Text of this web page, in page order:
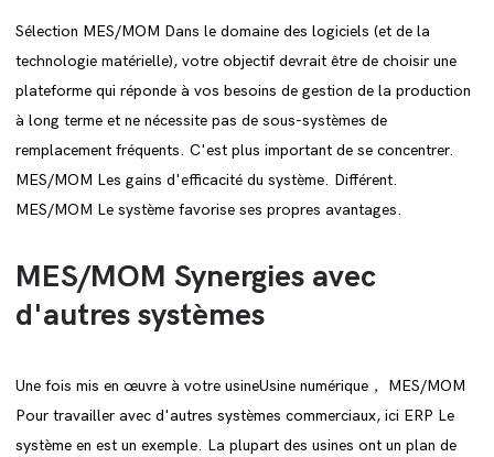
Sélection MES/MOM Dans le domaine des logiciels (et de la
technologie matérielle), votre objectif devrait être de choisir une
plateforme qui réponde à vos besoins de gestion de la production
à long terme et ne nécessite pas de sous-systèmes de
remplacement fréquents. C'est plus important de se concentrer.
MES/MOM Les gains d'efficacité du système. Différent.
MES/MOM Le système favorise ses propres avantages.
MES/MOM Synergies avec
d'autres systèmes
Une fois mis en œuvre à votre usineUsine numérique， MES/MOM
Pour travailler avec d'autres systèmes commerciaux, ici ERP Le
système en est un exemple. La plupart des usines ont un plan de